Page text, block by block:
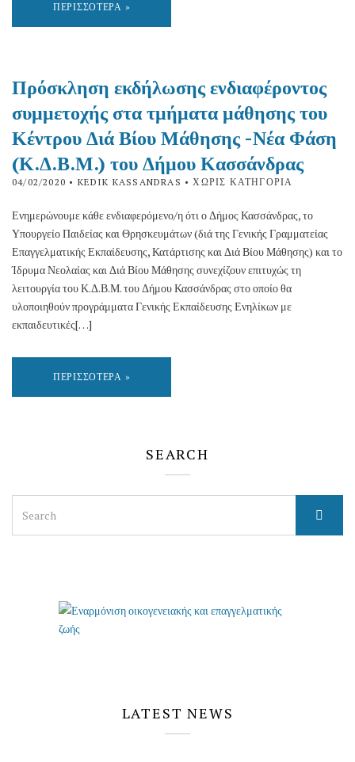
ΠΕΡΙΣΣΌΤΕΡΑ »
Πρόσκληση εκδήλωσης ενδιαφέροντος
συμμετοχής στα τμήματα μάθησης του
Κέντρου Διά Βίου Μάθησης -Νέα Φάση
(Κ.Δ.Β.Μ.) του Δήμου Κασσάνδρας
04/02/2020 • KEDIK KASSANDRAS • ΧΩΡΊΣ ΚΑΤΗΓΟΡΊΑ
Ενημερώνουμε κάθε ενδιαφερόμενο/η ότι ο Δήμος Κασσάνδρας, το
Υπουργείο Παιδείας και Θρησκευμάτων (διά της Γενικής Γραμματείας
Επαγγελματικής Εκπαίδευσης, Κατάρτισης και Διά Βίου Μάθησης) και το
Ίδρυμα Νεολαίας και Διά Βίου Μάθησης συνεχίζουν επιτυχώς τη
λειτουργία του Κ.Δ.Β.Μ. του Δήμου Κασσάνδρας στο οποίο θα
υλοποιηθούν προγράμματα Γενικής Εκπαίδευσης Ενηλίκων με
εκπαιδευτικές[…]
ΠΕΡΙΣΣΌΤΕΡΑ »
SEARCH
for:
LATEST NEWS